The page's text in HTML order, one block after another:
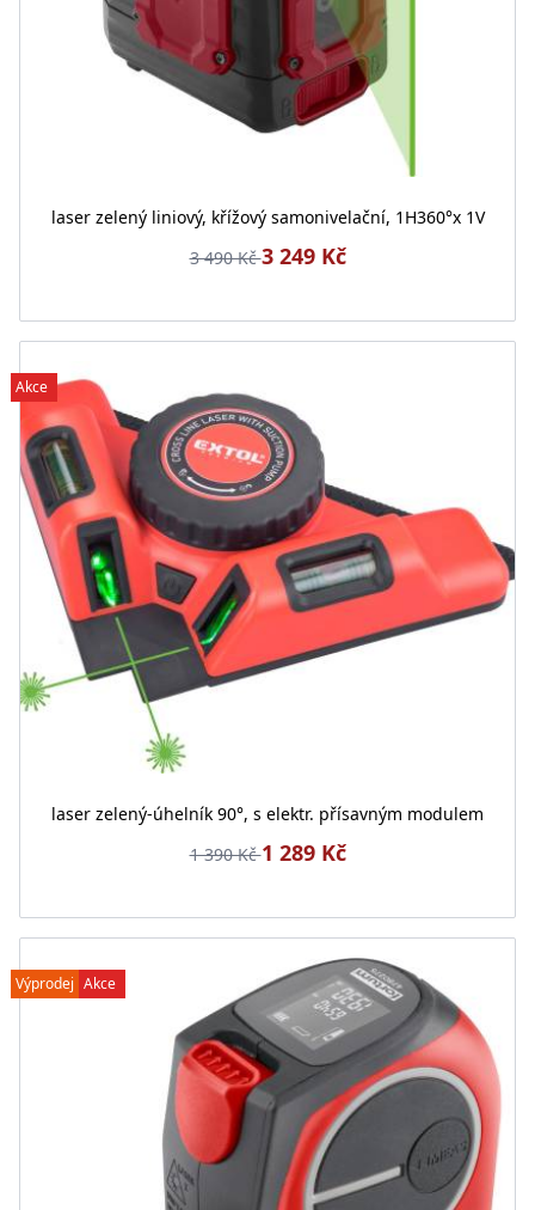
laser zelený liniový, křížový samonivelační, 1H360°x 1V
3 490 Kč3 249 Kč
Akce
laser zelený-úhelník 90°, s elektr. přísavným modulem
1 390 Kč1 289 Kč
Výprodej Akce